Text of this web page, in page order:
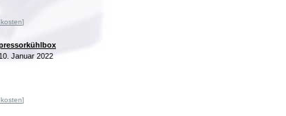
]
Januar 2022
]